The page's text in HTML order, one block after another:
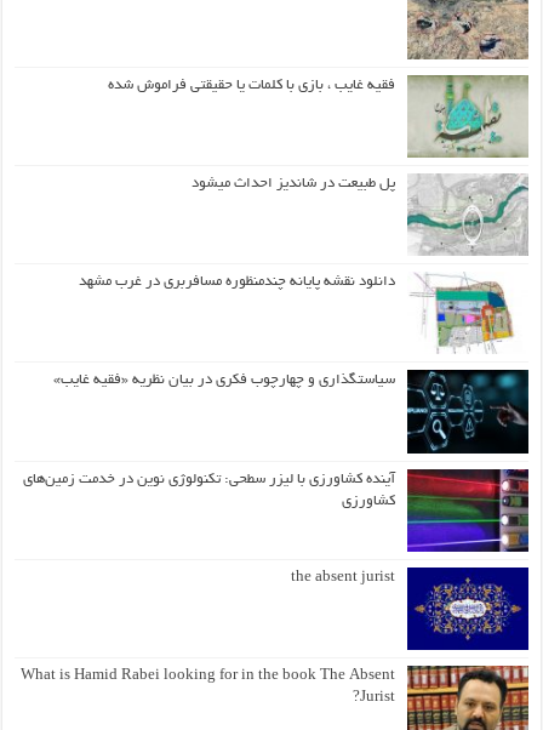
فقیه غایب ، بازی با کلمات یا حقیقتی فراموش شده
پل طبیعت در شاندیز احداث میشود
دانلود نقشه پایانه چندمنظوره مسافربری در غرب مشهد
سیاستگذاری و چهارچوب فکری در بیان نظریه «فقیه غایب»
آینده کشاورزی با لیزر سطحی: تکنولوژی نوین در خدمت زمین‌های
کشاورزی
the absent jurist
What is Hamid Rabei looking for in the book The Absent
Jurist?